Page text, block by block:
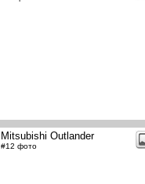
Mitsubishi Outlander
#12 фото